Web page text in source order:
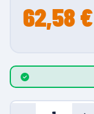
62,58 €